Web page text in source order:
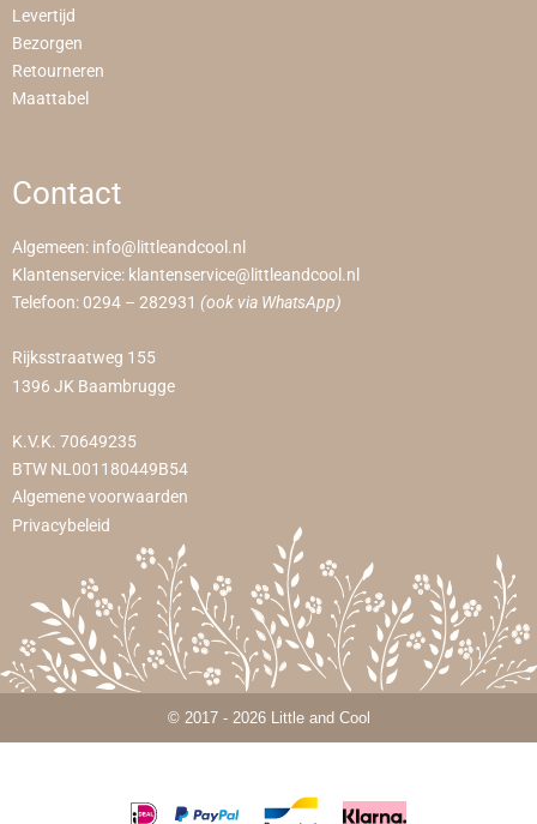
Levertijd
Bezorgen
Retourneren
Maattabel
Contact
Algemeen: info@littleandcool.nl
Klantenservice: klantenservice@littleandcool.nl
Telefoon: 0294 – 282931 (ook via WhatsApp)
Rijksstraatweg 155
1396 JK Baambrugge
K.V.K. 70649235
BTW NL001180449B54
Algemene voorwaarden
Privacybeleid
© 2017 - 2026 Little and Cool